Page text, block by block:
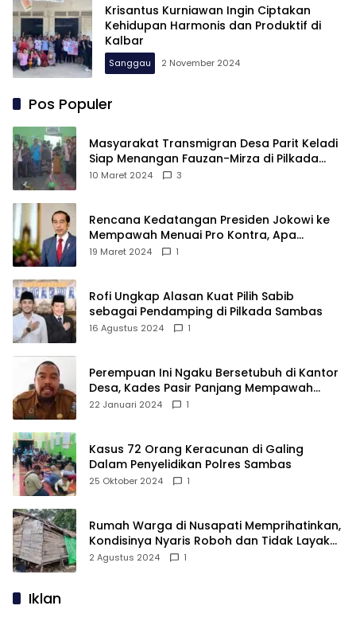
Krisantus Kurniawan Ingin Ciptakan
Kehidupan Harmonis dan Produktif di
Kalbar
Sanggau 2 November 2024
Pos Populer
Masyarakat Transmigran Desa Parit Keladi
Siap Menangan Fauzan-Mirza di Pilkada
Kubu Raya
10 Maret 2024 3
Rencana Kedatangan Presiden Jokowi ke
Mempawah Menuai Pro Kontra, Apa
Sebabnya?
19 Maret 2024 1
Rofi Ungkap Alasan Kuat Pilih Sabib
sebagai Pendamping di Pilkada Sambas
16 Agustus 2024 1
Perempuan Ini Ngaku Bersetubuh di Kantor
Desa, Kades Pasir Panjang Mempawah
Membantah: Silakan Buktikan!
22 Januari 2024 1
Kasus 72 Orang Keracunan di Galing
Dalam Penyelidikan Polres Sambas
25 Oktober 2024 1
Rumah Warga di Nusapati Memprihatinkan,
Kondisinya Nyaris Roboh dan Tidak Layak
Huni
2 Agustus 2024 1
Iklan